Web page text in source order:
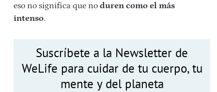
eso no significa que no duren como el más
intenso.
Suscríbete a la Newsletter de
WeLife para cuidar de tu cuerpo, tu
mente y del planeta